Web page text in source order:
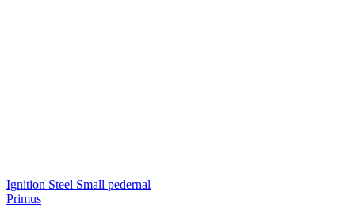
Ignition Steel Small pedernal
Primus